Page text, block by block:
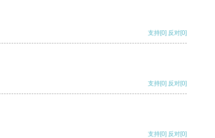
支持[0] 反对[0]
支持[0] 反对[0]
支持[0] 反对[0]